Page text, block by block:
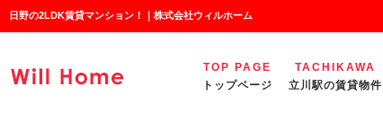
日野の2LDK賃貸マンション！｜株式会社ウィルホーム
TOP PAGE
トップページ
TACHIKAWA
立川駅の賃貸物件